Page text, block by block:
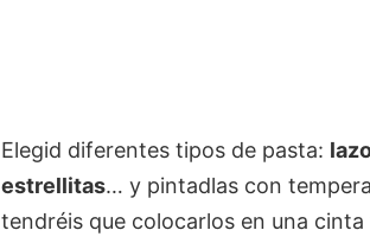
Elegid diferentes tipos de pasta:
estrellitas… y pintadlas con
tendréis que colocarlos en una